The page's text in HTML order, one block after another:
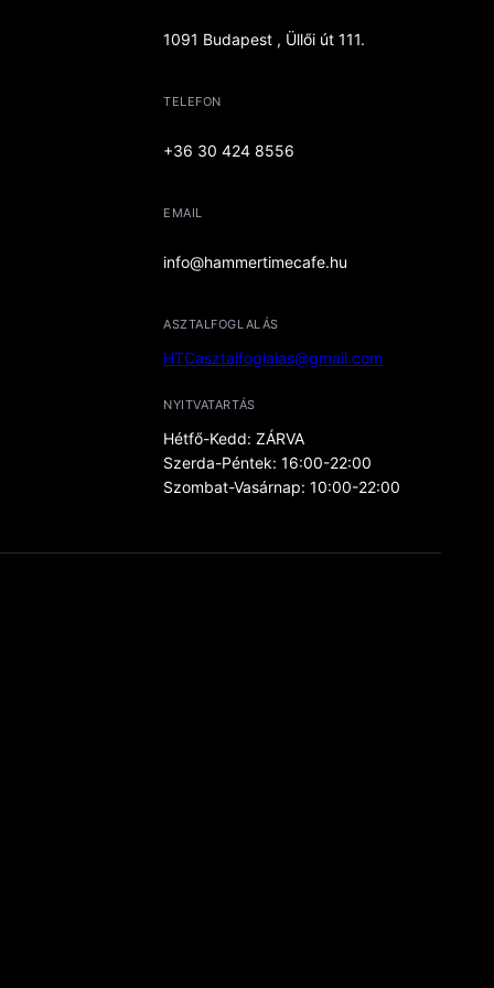
1091 Budapest , Üllői út 111.
TELEFON
+36 30 424 8556
EMAIL
info@hammertimecafe.hu
ASZTALFOGLALÁS
HTCasztalfoglalas@gmail.com
NYITVATARTÁS
Hétfő-Kedd: ZÁRVA
Szerda-Péntek: 16:00-22:00
Szombat-Vasárnap: 10:00-22:00